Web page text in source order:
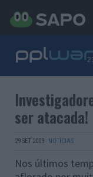
ser atacada!
29 SET 2009 · NOTÍCIAS
Nos últimos